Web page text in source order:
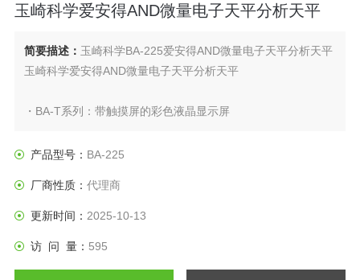
玉崎科学爱安得AND微量电子天平分析天平
简要描述： 玉崎科学BA-225爱安得AND微量电子天平分析天平
玉崎科学爱安得AND微量电子天平分析天平
・BA-T系列：带触摸屏的彩色液晶显示屏
称重部分体积小，不易受气流影响，节省空间。
・所有型号
BA 系列：单色 LCD 显示屏
BA-TE 型号、BA-E 型号：标配无风离子发生器
产品型号： BA-225
厂商性质： 代理商
更新时间： 2025-10-13
访 问 量： 595